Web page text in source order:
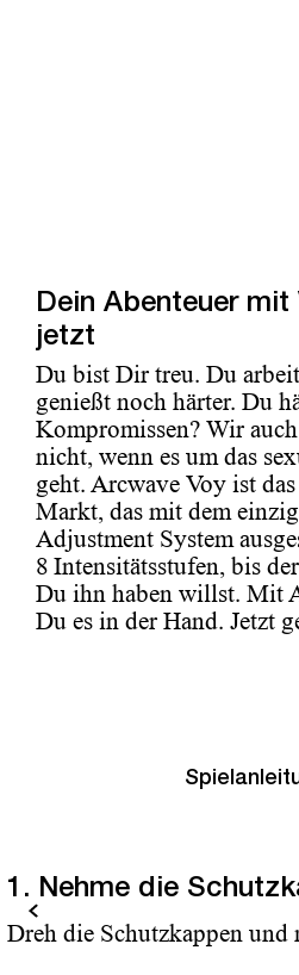
Dein Abenteuer mit
jetzt
Du bist Dir treu. Du
genießt noch härter. Du
Kompromissen? Wir
nicht, wenn es um das
geht. Arcwave Voy ist
Markt, das mit dem
Adjustment System
8 Intensitätsstufen, bis
Du ihn haben willst. Mit
Du es in der Hand. Jetzt
1. Nehme die
Dreh die Schutzkappen und